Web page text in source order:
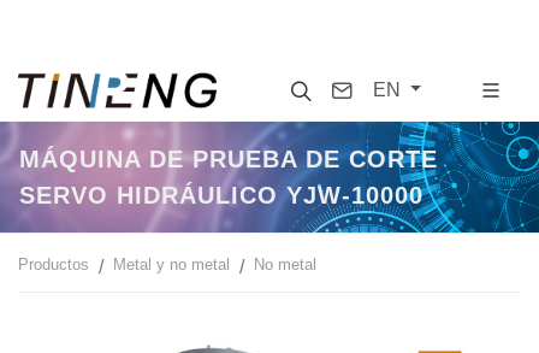
SearchContact
EN
MÁQUINA DE PRUEBA DE CORTE
SERVO HIDRÁULICO YJW-10000
Productos Metal y no metal No metal